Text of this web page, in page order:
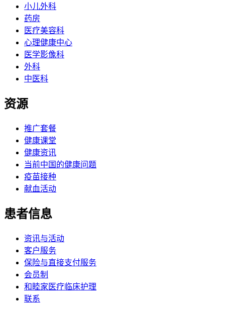
小儿外科
药房
医疗美容科
心理健康中心
医学影像科
外科
中医科
资源
推广套餐
健康课堂
健康资讯
当前中国的健康问题
疫苗接种
献血活动
患者信息
资讯与活动
客户服务
保险与直接支付服务
会员制
和睦家医疗临床护理
联系